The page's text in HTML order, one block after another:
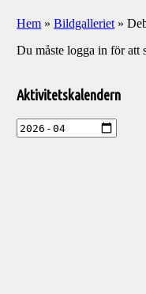
Hem »Bildgalleriet »
Du måste logga in för
till
aktiviteter
Aktivitetskalendern